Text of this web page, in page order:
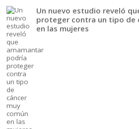
Un nuevo estudio reveló
proteger contra un tipo de
en las mujeres